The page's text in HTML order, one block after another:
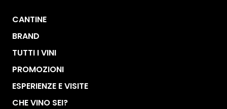
CANTINE
BRAND
TUTTI I VINI
PROMOZIONI
ESPERIENZE E VISITE
CHE VINO SEI?